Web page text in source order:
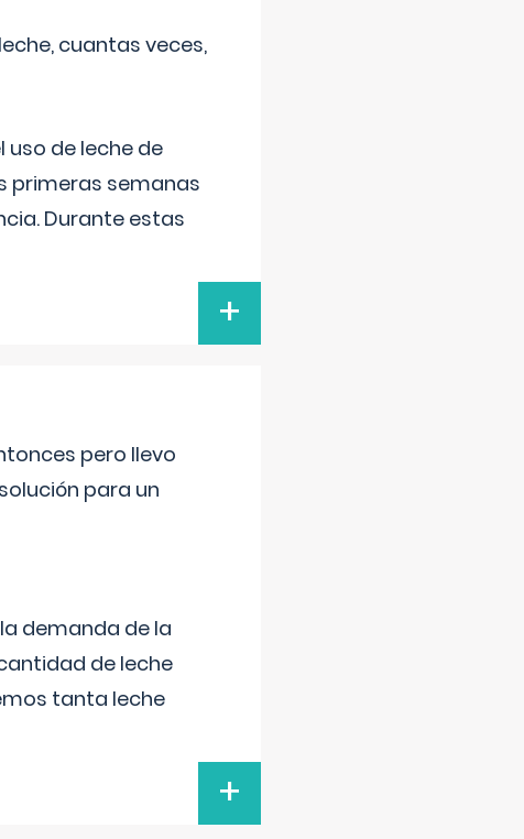
cuantas veces,
de leche de
primeras semanas
Durante estas
+
pero llevo
para un
demanda de la
de leche
tanta leche
+